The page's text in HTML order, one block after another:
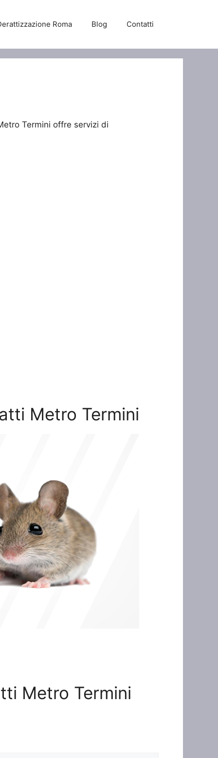
Roma Blog Contatti
Termini offre servizi di
Metro Termini
Metro Termini